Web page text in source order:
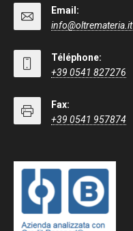
Email:
info@oltremateria.it
Téléphone:
+39 0541 827276
Fax:
+39 0541 957874